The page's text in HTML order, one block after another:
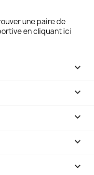
une paire de
en cliquant ici




